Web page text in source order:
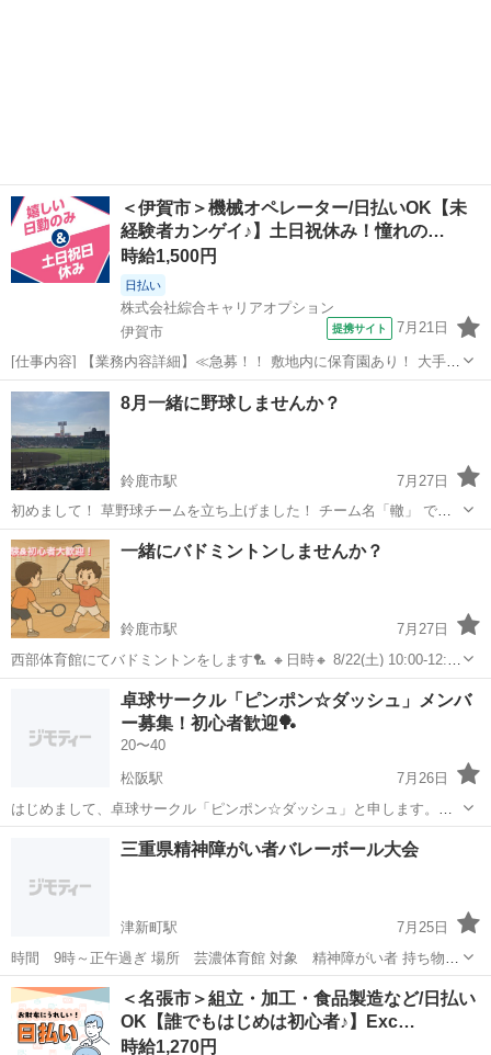
＜伊賀市＞機械オペレーター/日払いOK【未
経験者カンゲイ♪】土日祝休み！憧れの…
時給1,500円
日払い
株式会社綜合キャリアオプション
伊賀市
提携サイト 7月21日
[仕事内容] 【業務内容詳細】≪急募！！ 敷地内に保育園あり！ 大手製
薬メーカーでの製造のオシゴト♪≫ 誰もが知る製薬メーカーでのお仕
事です。 ライン作業での検査、 検品、 梱包、 充填機への充填や前準
備その他付随業務をお任...
三重 伊賀市 工場
8月一緒に野球しませんか？
鈴鹿市駅
7月27日
初めまして！ 草野球チームを立ち上げました！ チーム名「轍」 で
す！ 4月に立ち上げましてありがたいことに少しずつメンバーが増え
てきてはいますがまだまだ足りません💦 経験者、初心者問わずメンバ
ーを募集しています！ 募集年齢層...
三重 鈴鹿市 鈴鹿市駅 野球 野球場
一緒にバドミントンしませんか？
鈴鹿市駅
7月27日
西部体育館にてバドミントンをします🏸 🔸日時🔸 8/22(土) 10:00-12:00
📍場所📍 西武体育館(鈴鹿インターの前) 〒519-0314 三重県鈴鹿市長澤
町1828-2 🔸参加費🔸 1人500円 🔸持ち物...
鈴鹿市駅 バドミントン 体育館
卓球サークル「ピンポン☆ダッシュ」メンバ
ー募集！初心者歓迎🏓
20〜40
松阪駅
7月26日
はじめまして、卓球サークル「ピンポン☆ダッシュ」と申します。
【運営方針】 当サークルは、初心者でも楽しめる卓球を目指していま
松阪市 松阪駅 その他 ピンポン
三重県精神障がい者バレーボール大会
津新町駅
7月25日
時間 9時～正午過ぎ 場所 芸濃体育館 対象 精神障がい者 持ち物
精神障がい者手帳 ドリームオールスターズのメンバーとして参加され
たい方連絡ください。
三重 津市 津新町駅 バレーボール 障がい者
＜名張市＞組立・加工・食品製造など/日払い
OK【誰でもはじめは初心者♪】Exc…
時給1,270円